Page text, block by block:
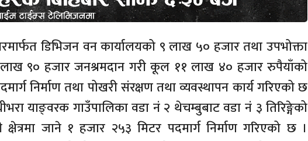
डिभिजन वन कार्यालयको ९ लाख ५० हजार तथा उपभोक्ता
९० हजार जनश्रमदान गरी कूल ११ लाख ४० हजार रुपैयाँको
निर्माण तथा पोखरी संरक्षण तथा व्यवस्थापन कार्य गरिएको छ
याङ्वरक गाउँपालिका वडा नं २ थेचम्बुबाट वडा नं ३ तिरिङ्गेको
क्षेत्रमा जाने १ हजार २५३ मिटर पदमार्ग निर्माण गरिएको छ ।